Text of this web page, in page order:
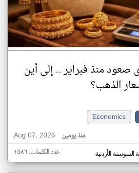
صعود منذ فبراير .. إلى أين
الذهب؟
Economics
Aug 07, 2026
منذ يومين
الأردنية عدد الكلمات: ١٥٨٦